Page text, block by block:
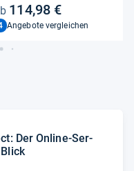
114,98 €
Angebote vergleichen
Der Online-​Ser­